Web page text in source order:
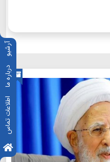
آرشیو
درباره ما
اطلاعات تماس